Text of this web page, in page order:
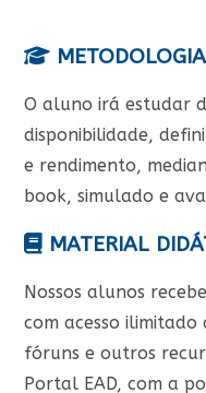
METODOLOGIA
O aluno irá estudar
disponibilidade,
e rendimento,
book, simulado e
MATERIAL
Nossos alunos
com acesso
fóruns e outros
Portal EAD, com a